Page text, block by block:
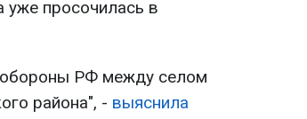
уже просочилась в
РФ между селом
района", - выяснила